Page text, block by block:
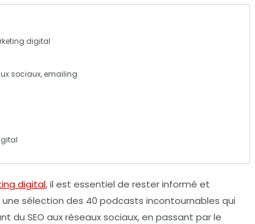
digital
sociaux, emailing
digital, il est essentiel de rester informé et
sélection des 40 podcasts incontournables qui
du SEO auxréseaux sociaux, en passant par le